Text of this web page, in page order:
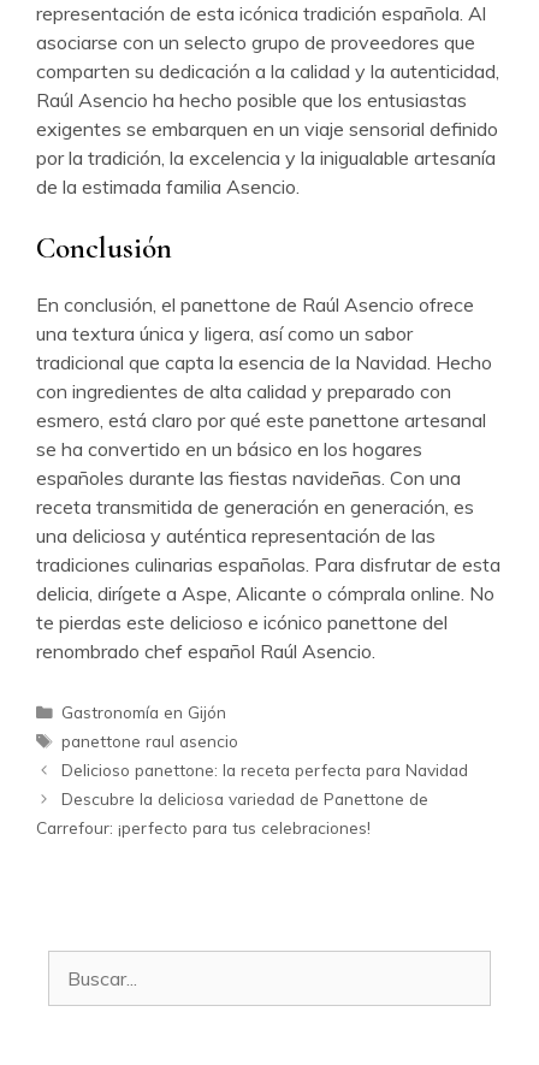
representación de esta icónica tradición española. Al
asociarse con un selecto grupo de proveedores que
comparten su dedicación a la calidad y la autenticidad,
Raúl Asencio ha hecho posible que los entusiastas
exigentes se embarquen en un viaje sensorial definido
por la tradición, la excelencia y la inigualable artesanía
de la estimada familia Asencio.
Conclusión
En conclusión, el panettone de Raúl Asencio ofrece
una textura única y ligera, así como un sabor
tradicional que capta la esencia de la Navidad. Hecho
con ingredientes de alta calidad y preparado con
esmero, está claro por qué este panettone artesanal
se ha convertido en un básico en los hogares
españoles durante las fiestas navideñas. Con una
receta transmitida de generación en generación, es
una deliciosa y auténtica representación de las
tradiciones culinarias españolas. Para disfrutar de esta
delicia, dirígete a Aspe, Alicante o cómprala online. No
te pierdas este delicioso e icónico panettone del
renombrado chef español Raúl Asencio.
Categorías
Gastronomía en Gijón
Etiquetas
panettone raul asencio
Delicioso panettone: la receta perfecta para Navidad
Descubre la deliciosa variedad de Panettone de
Carrefour: ¡perfecto para tus celebraciones!